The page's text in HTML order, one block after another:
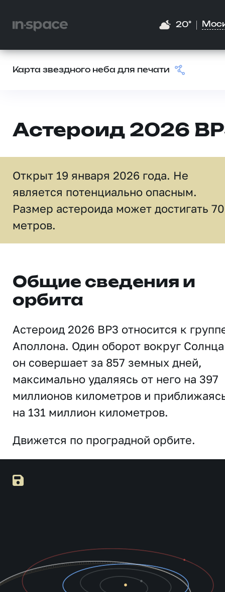
20°
Карта звездного неба для печати
Астероид 2026
Открыт 19 января 2026 года. Не
является потенциально опасным.
Размер астероида может достигать 70
метров.
Общие сведения и
орбита
Астероид 2026 BP3 относится к
Аполлона. Один оборот вокруг Солнца
он совершает за 857 земных дней,
максимально удаляясь от него на 397
миллионов километров и
на 131 миллион километров.
Движется по проградной орбите.